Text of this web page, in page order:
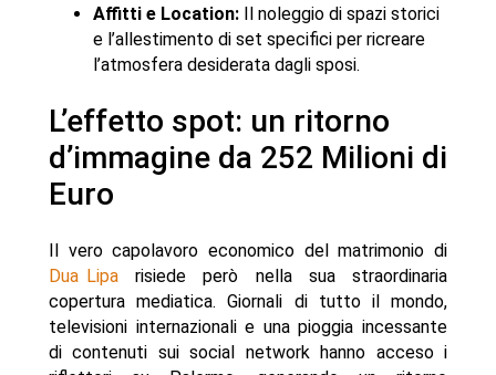
Affitti e Location:Il noleggio di spazi storici
e l’allestimento di set specifici per ricreare
l’atmosfera desiderata dagli sposi.
L’effetto spot: un ritorno
d’immagine da 252 Milioni di
Euro
Il vero capolavoro economico del matrimonio di
Dua Liparisiede però nella sua straordinaria
copertura mediatica. Giornali di tutto il mondo,
televisioni internazionali e una pioggia incessante
di contenuti sui social network hanno acceso i